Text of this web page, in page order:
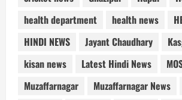
health department
health news
HINDI NEWS
Jayant Chaudhary
kisan news
Latest Hindi News
Muzaffarnagar
Muzaffarnagar News